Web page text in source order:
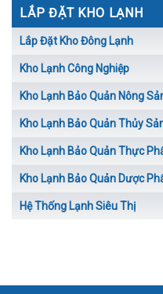
LẮP ĐẶT KHO LẠNH
Lắp Đặt Kho Đông Lạnh
Kho Lạnh Công Nghiệp
Kho Lạnh Bảo Quản Nông
Kho Lạnh Bảo Quản Thủy
Kho Lạnh Bảo Quản Thực
Kho Lạnh Bảo Quản Dược
Hệ Thống Lạnh Siêu Thị